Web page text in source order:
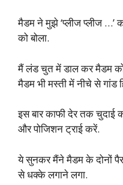
मैडम ने मुझे ‘प्लीज प्लीज
को बोला.
मैं लंड चुत में डाल कर मैडम
मैडम भी मस्ती में नीचे से गांड
इस बार काफी देर तक चुदाई
और पोजिशन ट्राई करें.
ये सुनकर मैंने मैडम के दोनों
से धक्के लगाने लगा.